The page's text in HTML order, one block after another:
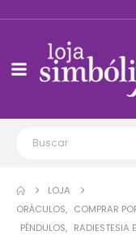
LOJA
ORÁCULOS, COMPRAR
PÊNDULOS, RADIESTESIA